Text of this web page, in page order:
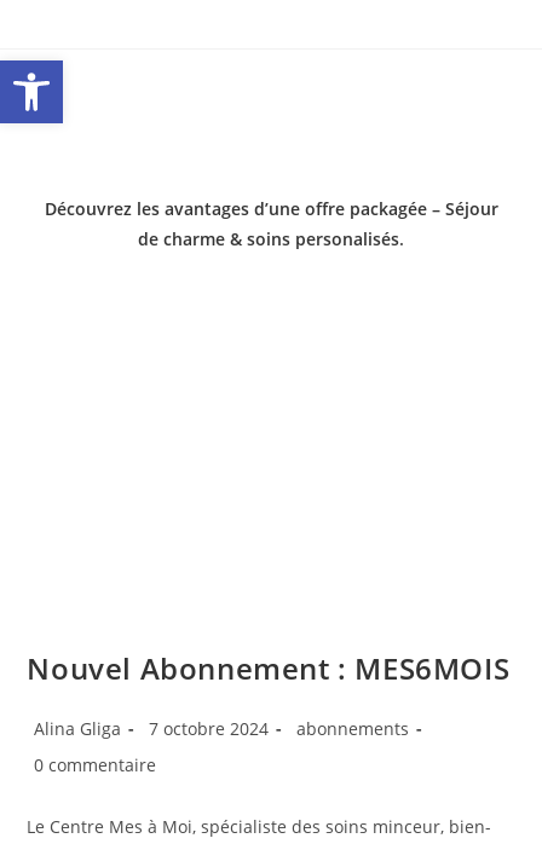
Découvrez les avantages d’une offre packagée – Séjour
de charme & soins personalisés.
Nouvel Abonnement : MES6MOIS
Alina Gliga 7 octobre 2024
abonnements
0 commentaire
Le Centre Mes à Moi, spécialiste des soins minceur, bien-
Ouvrir la barre d’outils